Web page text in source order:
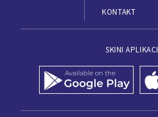
KONTAKT
SKINI